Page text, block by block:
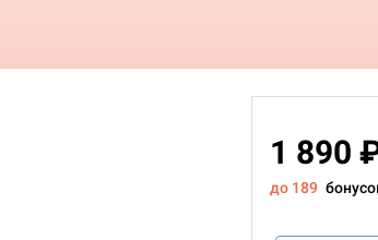
1 890
до 189